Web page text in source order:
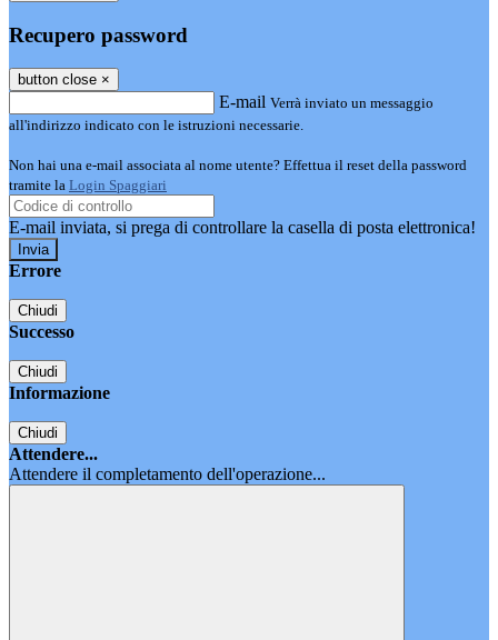
Recupero password
button close ×
E-mail Verrà inviato un messaggio
all'indirizzo indicato con le istruzioni necessarie.
Non hai una e-mail associata al nome utente? Effettua il reset della password
tramite la Login Spaggiari
E-mail inviata, si prega di controllare la casella di posta elettronica!
Errore
Chiudi
Successo
Chiudi
Informazione
Chiudi
Attendere...
Attendere il completamento dell'operazione...